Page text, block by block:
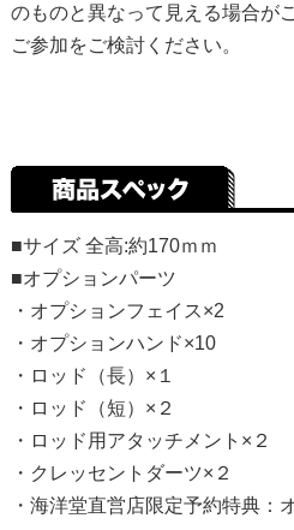
のものと異なって見える場合が
ご参加をご検討ください。
■サイズ 全高:約170ｍｍ
■オプションパーツ
・オプションフェイス×2
・オプションハンド×10
・ロッド（長）×１
・ロッド（短）×２
・ロッド用アタッチメント×２
・クレッセントダーツ×２
・海洋堂直営店限定予約特典：